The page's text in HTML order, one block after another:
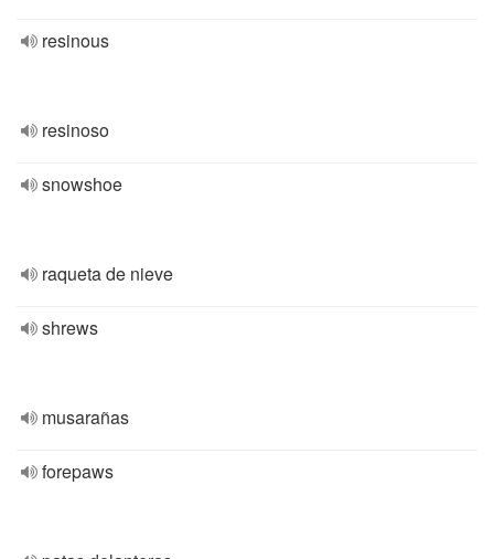
resinous
resinoso
snowshoe
raqueta de nieve
shrews
musarañas
forepaws